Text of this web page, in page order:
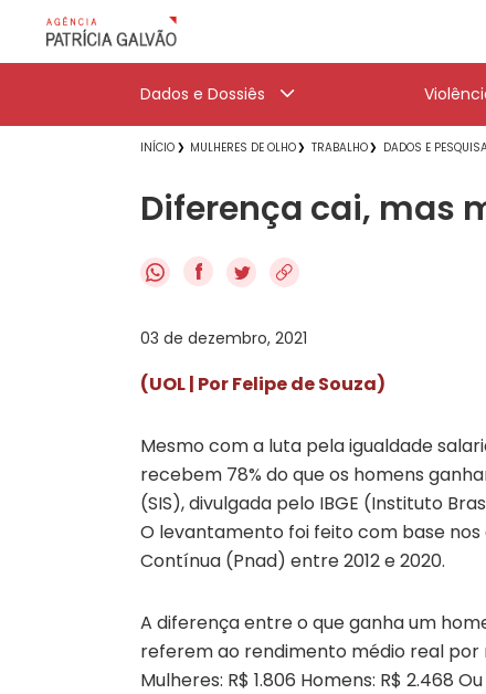
Dados e Dossiês
INÍCIO MULHERES DE OLHO TRABALHO DADOS E
Diferença cai, mas
f
03 de dezembro, 2021
(UOL | Por Felipe de Souza)
Mesmo com a luta pela igualdade
recebem 78% do que os homens
(SIS), divulgada pelo IBGE (Instituto
O levantamento foi feito com base nos
Contínua (Pnad) entre 2012 e 2020.
A diferença entre o que ganha um
referem ao rendimento médio real por
Mulheres: R$ 1.806 Homens: R$ 2.468